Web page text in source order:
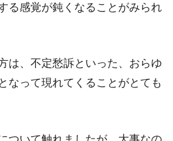
る感覚が鈍くなることがみられ
は、不定愁訴といった、おらゆ
なって現れてくることがとても